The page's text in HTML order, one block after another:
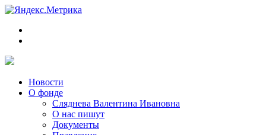
Новости
О фонде
Сляднева Валентина Ивановна
О нас пишут
Документы